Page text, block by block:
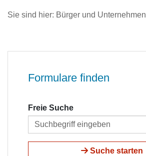
Sie sind hier: Bürger und Unternehmen
Formulare finden
Freie Suche
Suche starten